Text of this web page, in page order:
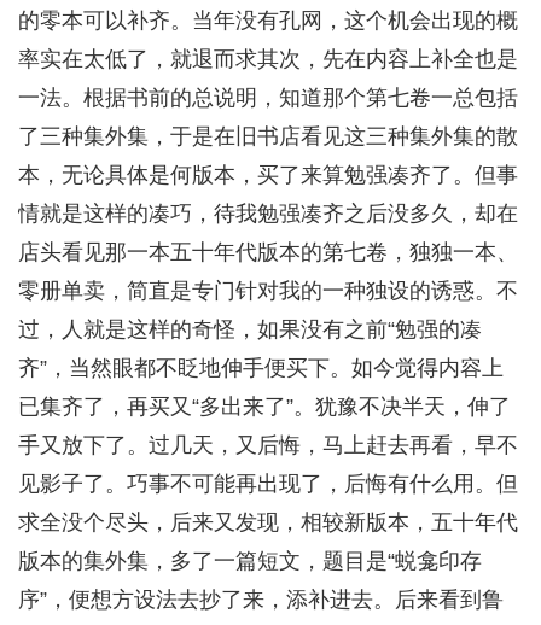
的零本可以补齐。当年没有孔网，这个机会出现的概
率实在太低了，就退而求其次，先在内容上补全也是
一法。根据书前的总说明，知道那个第七卷一总包括
了三种集外集，于是在旧书店看见这三种集外集的散
本，无论具体是何版本，买了来算勉强凑齐了。但事
情就是这样的凑巧，待我勉强凑齐之后没多久，却在
店头看见那一本五十年代版本的第七卷，独独一本、
零册单卖，简直是专门针对我的一种独设的诱惑。不
过，人就是这样的奇怪，如果没有之前“勉强的凑
齐”，当然眼都不眨地伸手便买下。如今觉得内容上
已集齐了，再买又“多出来了”。犹豫不决半天，伸了
手又放下了。过几天，又后悔，马上赶去再看，早不
见影子了。巧事不可能再出现了，后悔有什么用。但
求全没个尽头，后来又发现，相较新版本，五十年代
版本的集外集，多了一篇短文，题目是“蜕龛印存
序”，便想方设法去抄了来，添补进去。后来看到鲁